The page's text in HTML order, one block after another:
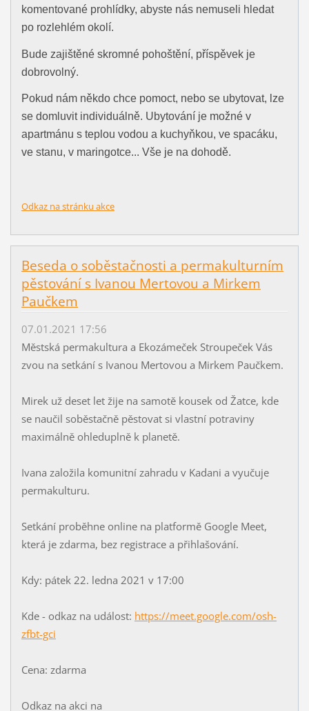
komentované prohlídky, abyste nás nemuseli hledat
po rozlehlém okolí.
Bude zajištěné skromné pohoštění, příspěvek je
dobrovolný.
Pokud nám někdo chce pomoct, nebo se ubytovat, lze
se domluvit individuálně. Ubytování je možné v
apartmánu s teplou vodou a kuchyňkou, ve spacáku,
ve stanu, v maringotce... Vše je na dohodě.
Odkaz na stránku akce
Beseda o soběstačnosti a permakulturním
pěstování s Ivanou Mertovou a Mirkem
Paučkem
07.01.2021 17:56
Městská permakultura a Ekozámeček Stroupeček Vás
zvou na setkání s Ivanou Mertovou a Mirkem Paučkem.
Mirek už deset let žije na samotě kousek od Žatce, kde
se naučil soběstačně pěstovat si vlastní potraviny
maximálně ohleduplně k planetě.
Ivana založila komunitní zahradu v Kadani a vyučuje
permakulturu.
Setkání proběhne online na platformě Google Meet,
která je zdarma, bez registrace a přihlašování.
Kdy: pátek 22. ledna 2021 v 17:00
Kde - odkaz na událost: https://meet.google.com/osh-
zfbt-gci
Cena: zdarma
Odkaz na akci na